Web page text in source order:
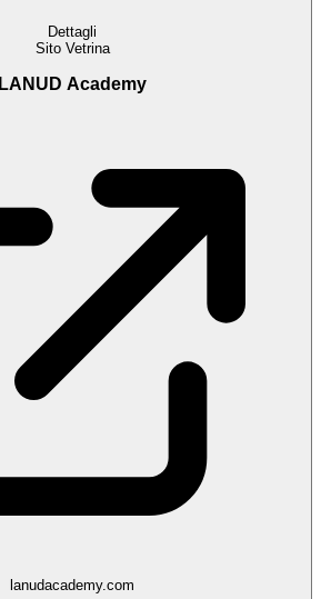
Dettagli
Sito Vetrina
LANUD Academy
lanudacademy.com